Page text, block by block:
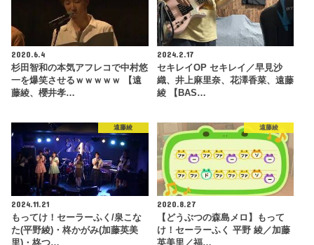
2020.6.4
杉田智和の本気アフレコで中村悠
一を爆笑させるｗｗｗｗｗ 【遠
藤綾、櫻井孝…
2024.2.17
セキレイOP セキレイ／早見沙
織、井上麻里奈、花澤香菜、遠藤
綾 【BAS…
遠藤綾
2024.11.21
もってけ！セーラーふく/泉こな
た(平野綾)・柊かがみ(加藤英美
遠藤綾
2020.8.27
【どうぶつの森島メロ】もって
け！セーラーふく 平野 綾／加藤